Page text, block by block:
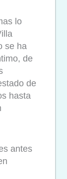
lo
se ha
de
de
hasta
antes